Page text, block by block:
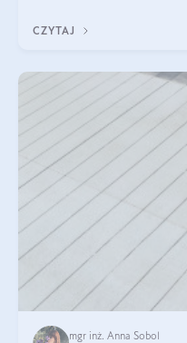
CZYTAJ
mgr inż. Anna Sobol